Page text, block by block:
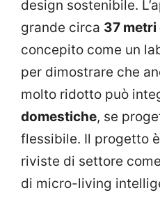
design sostenibile.
grande circa 37 metri
concepito come un
per dimostrare che
molto ridotto può
domestiche, se
flessibile. Il progetto
riviste di settore
di micro-living